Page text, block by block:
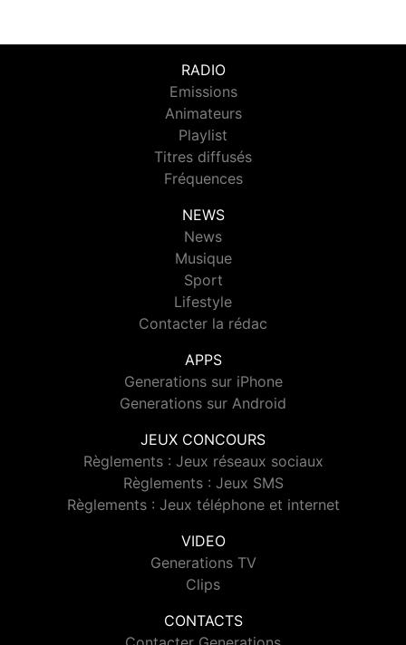
RADIO
Emissions
Animateurs
Playlist
Titres diffusés
Fréquences
NEWS
News
Musique
Sport
Lifestyle
Contacter la rédac
APPS
Generations sur iPhone
Generations sur Android
JEUX CONCOURS
Règlements : Jeux réseaux sociaux
Règlements : Jeux SMS
Règlements : Jeux téléphone et internet
VIDEO
Generations TV
Clips
CONTACTS